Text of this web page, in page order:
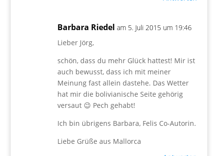
Barbara Riedel am 5. Juli 2015 um 19:46
Lieber Jörg,
schön, dass du mehr Glück hattest! Mir ist
auch bewusst, dass ich mit meiner
Meinung fast allein dastehe. Das Wetter
hat mir die bolivianische Seite gehörig
versaut 😉 Pech gehabt!
Ich bin übrigens Barbara, Felis Co-Autorin.
Liebe Grüße aus Mallorca